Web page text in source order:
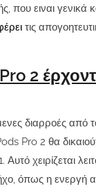
που ειναι γενικά
τις
2
διαρροές από
Pro 2 θα
Αυτό χειρίζεται
ήχο, όπως η